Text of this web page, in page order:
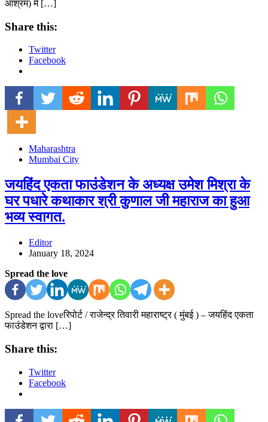
आश्रम) में […]
Share this:
Twitter
Facebook
Maharashtra
Mumbai City
जयहिंद एकता फाउंडेशन के अध्यक्ष उमेश मिश्रा के
घर पधारे कथाकार श्री कुणाल जी महाराज का हुआ
भव्य स्वागत.
Editor
January 18, 2024
Spread the love
Spread the loveरिपोर्ट / राजेन्द्र तिवारी महाराष्ट्र ( मुंबई ) – जयहिंद एकता
फाउंडेशन द्वारा […]
Share this:
Twitter
Facebook